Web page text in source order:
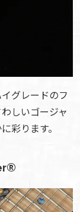
グレードのフ
しいゴージャ
彩ります。